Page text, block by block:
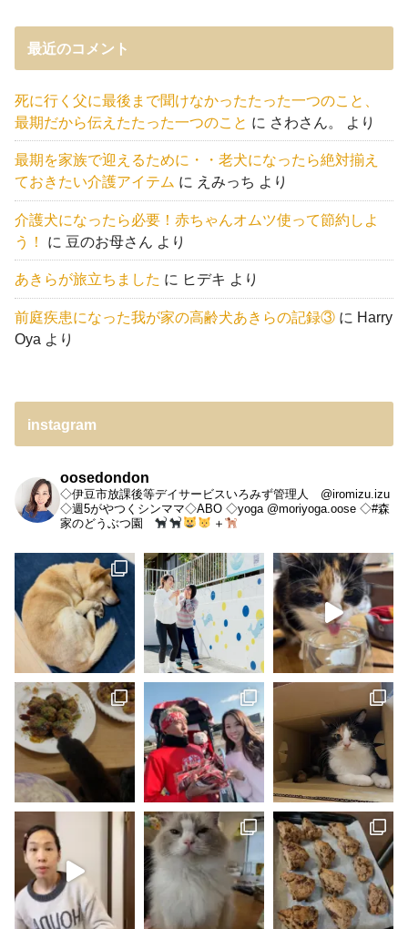
最近のコメント
死に行く父に最後まで聞けなかったたった一つのこと、
最期だから伝えたたった一つのこと に さわさん。 より
最期を家族で迎えるために・・老犬になったら絶対揃え
ておきたい介護アイテム に えみっち より
介護犬になったら必要！赤ちゃんオムツ使って節約しよ
う！
に 豆のお母さん より
あきらが旅立ちました に ヒデキ より
前庭疾患になった我が家の高齢犬あきらの記録③ に Harry
Oya より
instagram
oosedondon
◇伊豆市放課後等デイサービスいろみず管理人 @iromizu.izu
◇週5がやつくシンママ◇ABO ◇yoga @moriyoga.oose ◇#森
家のどうぶつ園
＋